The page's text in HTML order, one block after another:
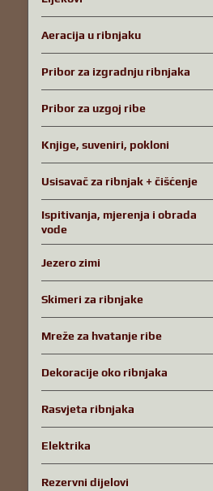
Aeracija u ribnjaku
Pribor za izgradnju ribnjaka
Pribor za uzgoj ribe
Knjige, suveniri, pokloni
Usisavač za ribnjak + čišćenje
Ispitivanja, mjerenja i obrada
vode
Jezero zimi
Skimeri za ribnjake
Mreže za hvatanje ribe
Dekoracije oko ribnjaka
Rasvjeta ribnjaka
Elektrika
Rezervni dijelovi